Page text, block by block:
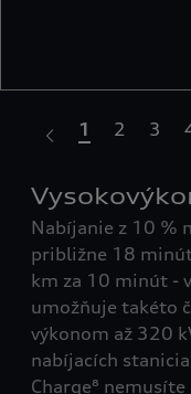
Nabíjanie z 10 %
približne 18
km za 10 minút -
umožňuje takéto
výkonom až 320
nabíjacích
Charge⁸
1 2 3